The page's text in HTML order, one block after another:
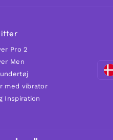
Pro 2
Men
med vibrator
Inspiration